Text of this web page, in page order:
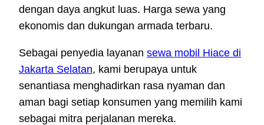
dengan daya angkut luas. Harga sewa yang
ekonomis dan dukungan armada terbaru.
Sebagai penyedia layanan sewa mobil Hiace di
Jakarta Selatan, kami berupaya untuk
senantiasa menghadirkan rasa nyaman dan
aman bagi setiap konsumen yang memilih kami
sebagai mitra perjalanan mereka.